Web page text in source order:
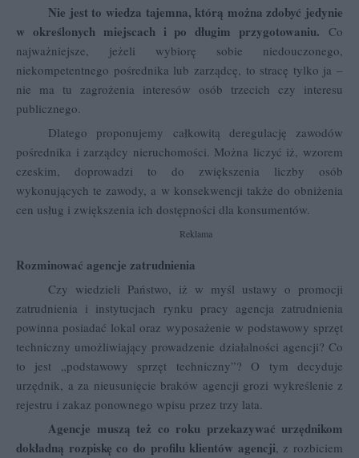
Nie jest to wiedza tajemna, którą można zdobyć jedynie
w określonych miejscach i po długim przygotowaniu. Co
najważniejsze, jeżeli wybiorę sobie niedouczonego,
niekompetentnego pośrednika lub zarządcę, to stracę tylko ja –
nie ma tu zagrożenia interesów osób trzecich czy interesu
publicznego.
Dlatego proponujemy całkowitą deregulację zawodów
pośrednika i zarządcy nieruchomości. Można liczyć iż, wzorem
czeskim, doprowadzi to do zwiększenia liczby osób
wykonujących te zawody, a w konsekwencji także do obniżenia
cen usług i zwiększenia ich dostępności dla konsumentów.
Reklama
Rozminować agencje zatrudnienia
Czy wiedzieli Państwo, iż w myśl ustawy o promocji
zatrudnienia i instytucjach rynku pracy agencja zatrudnienia
powinna posiadać lokal oraz wyposażenie w podstawowy sprzęt
techniczny umożliwiający prowadzenie działalności agencji? Co
to jest „podstawowy sprzęt techniczny”? O tym decyduje
urzędnik, a za nieusunięcie braków agencji grozi wykreślenie z
rejestru i zakaz ponownego wpisu przez trzy lata.
Agencje muszą też co roku przekazywać urzędnikom
dokładną rozpiskę co do profilu klientów agencji, z rozbiciem